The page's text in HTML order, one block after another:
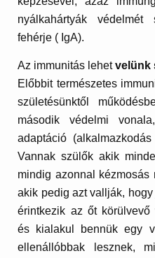
nyálkahártyák
fehérje ( IgA).
Az immunitás lehetvelünk
Előbbit természetes
születésünktől
második védelmi
adaptáció
Vannak szülők akik
mindig azonnal kézmosás
akik pedig azt vallják,
érintkezik az őt körülvevő
és kialakul bennük egy
ellenállóbbak lesznek,